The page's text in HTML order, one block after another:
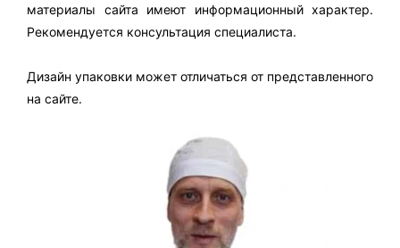
материалы сайта имеют информационный характер.
Рекомендуется консультация специалиста.
Дизайн упаковки может отличаться от представленного
на сайте.